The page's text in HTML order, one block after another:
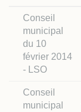
Conseil
municipal
du 10
février 2014
- LSO
Conseil
municipal